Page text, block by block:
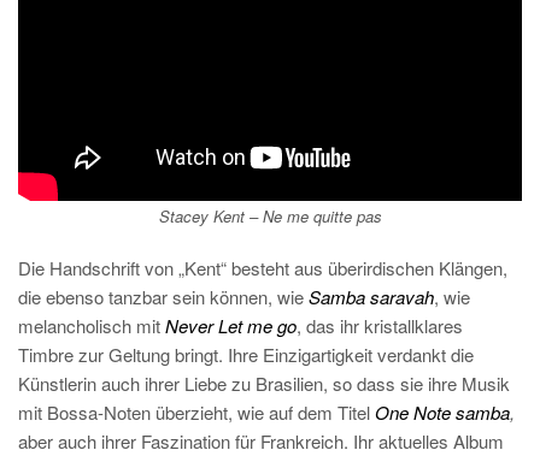
Stacey Kent –Ne me quitte pas
Die Handschrift von „Kent“ besteht aus überirdischen Klängen,
die ebenso tanzbar sein können, wieSamba saravah, wie
melancholisch mitNever Let me go, das ihr kristallklares
Timbre zur Geltung bringt. Ihre Einzigartigkeit verdankt die
Künstlerin auch ihrer Liebe zu Brasilien, so dass sie ihre Musik
mit Bossa-Noten überzieht, wie auf dem TitelOne Note samba,
aber auch ihrer Faszination für Frankreich. Ihr aktuelles Album